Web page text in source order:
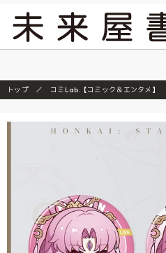
トップ コミLab.【コミック＆エンタメ】